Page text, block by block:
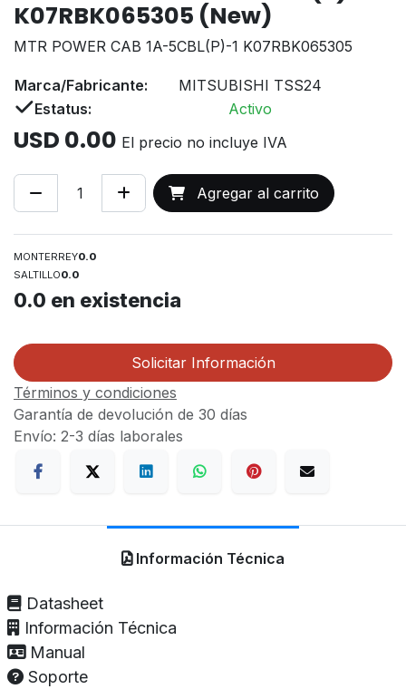
K07RBK065305 (New)
MTR POWER CAB 1A-5CBL(P)-1 K07RBK065305
Marca/Fabricante:
MITSUBISHI TSS24
Estatus:
Activo
USD 0.00 El precio no incluye IVA
Agregar al carrito
MONTERREY0.0
SALTILLO0.0
0.0 en existencia
Solicitar Información
Términos y condiciones
Garantía de devolución de 30 días
Envío: 2-3 días laborales
Información Técnica
Datasheet
Información Técnica
Manual
Soporte